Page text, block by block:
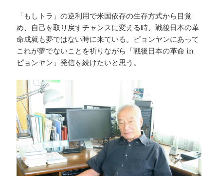
「もしトラ」の逆利用で米国依存の生存方式から目覚
め、自己を取り戻すチャンスに変える時、戦後日本の革
命成就も夢ではない時に来ている。ピョンヤンにあって
これが夢でないことを祈りながら「戦後日本の革命 in
ピョンヤン」発信を続けたいと思う。